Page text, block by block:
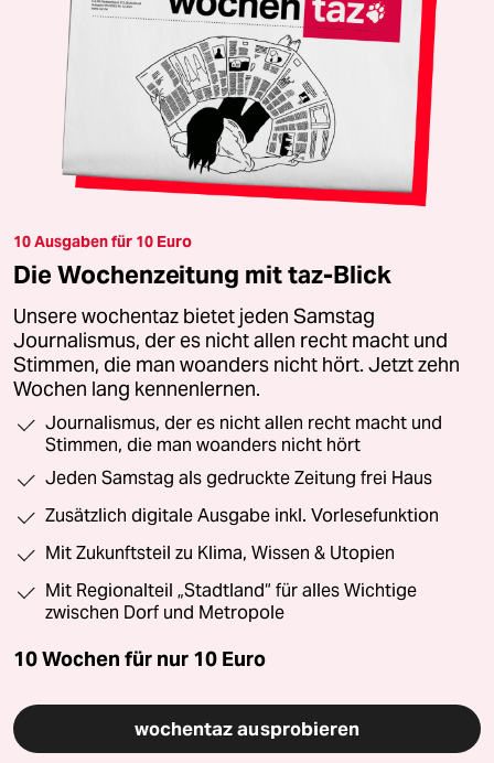
10 Ausgaben für 10 Euro
Die Wochenzeitung mit taz-Blick
Unsere wochentaz bietet jeden Samstag
Journalismus, der es nicht allen recht macht und
Stimmen, die man woanders nicht hört. Jetzt zehn
Wochen lang kennenlernen.
Journalismus, der es nicht allen recht macht und
Stimmen, die man woanders nicht hört
Jeden Samstag als gedruckte Zeitung frei Haus
Zusätzlich digitale Ausgabe inkl. Vorlesefunktion
Mit Zukunftsteil zu Klima, Wissen & Utopien
Mit Regionalteil „Stadtland“ für alles Wichtige
zwischen Dorf und Metropole
10 Wochen für nur 10 Euro
wochentaz ausprobieren